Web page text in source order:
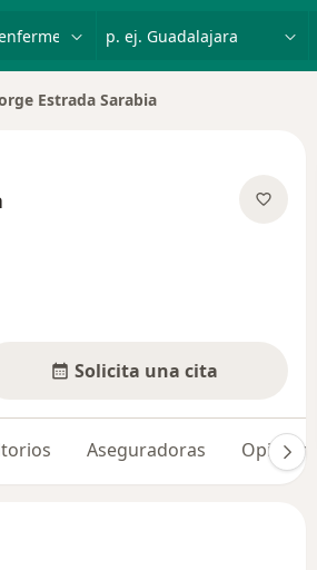
de ciudad
Estrada Sarabia
Solicita una cita
Aseguradoras Opiniones